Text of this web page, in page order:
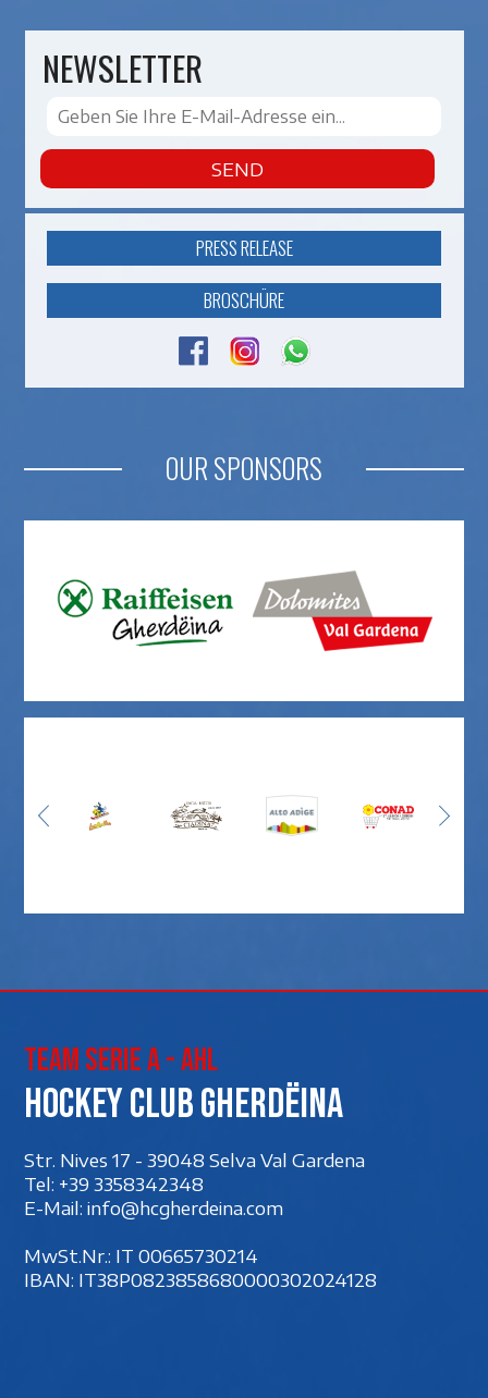
NEWSLETTER
SEND
PRESS RELEASE
BROSCHÜRE
OUR SPONSORS
Team Serie A - AHL
Hockey club Gherdëina
Str. Nives 17 - 39048 Selva Val Gardena
Tel: +39 3358342348
E-Mail: info@hcgherdeina.com
MwSt.Nr.: IT 00‍665730214
IBAN: IT38P0823858680000302024128